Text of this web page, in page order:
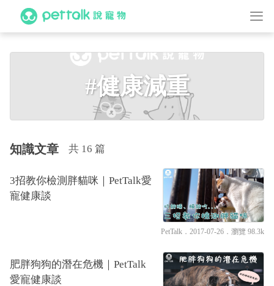
#健康減重
知識文章 共 16 篇
3招教你檢測胖貓咪｜PetTalk愛
寵健康談
PetTalk ．2017-07-26． 瀏覽 98.3k
肥胖狗狗的潛在危機｜PetTalk
愛寵健康談